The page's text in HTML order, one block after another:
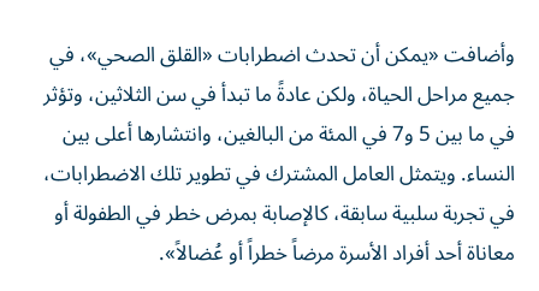
وأضافت «يمكن أن تحدث اضطرابات «القلق الصحي»، في
جميع مراحل الحياة، ولكن عادةً ما تبدأ في سن الثلاثين، وتؤثر
في ما بين 5 و7 في المئة من البالغين، وانتشارها أعلى بين
النساء. ويتمثل العامل المشترك في تطوير تلك الاضطرابات،
في تجربة سلبية سابقة، كالإصابة بمرض خطر في الطفولة أو
معاناة أحد أفراد الأسرة مرضاً خطراً أو عُضالاً».